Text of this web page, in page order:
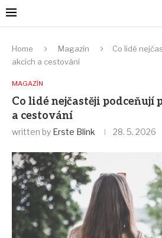
Home Magazín
Co lidé
akcích a cestování
MAGAZÍN
Co lidé nejčastěji podceňují
a cestování
written by Erste Blink 28. 5. 2026